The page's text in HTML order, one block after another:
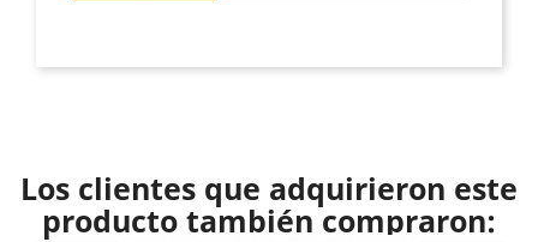
Los clientes que adquirieron este
producto también compraron: